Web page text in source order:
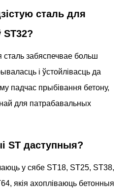
сталь для
ST32?
сталь забяспечвае больш
і ўстойлівасць да
падчас прыбівання бетону,
для патрабавальных
ST даступныя?
у сябе ST18, ST25, ST38,
якія ахопліваюць бетонныя